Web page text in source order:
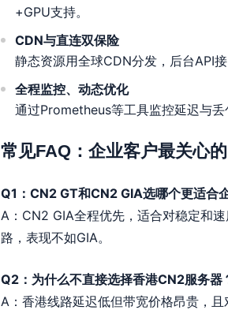
+GPU支持。
CDN与直连双保险
静态资源用全球CDN分发，后台API
全程监控、动态优化
通过Prometheus等工具监控延迟与
常见FAQ：企业客户最关心
Q1：CN2 GT和CN2 GIA选哪个更适合
A：CN2 GIA全程优先，适合对稳定和
路，表现不如GIA。
Q2：为什么不直接选择香港CN2服务器
A：香港线路延迟低但带宽价格昂贵，